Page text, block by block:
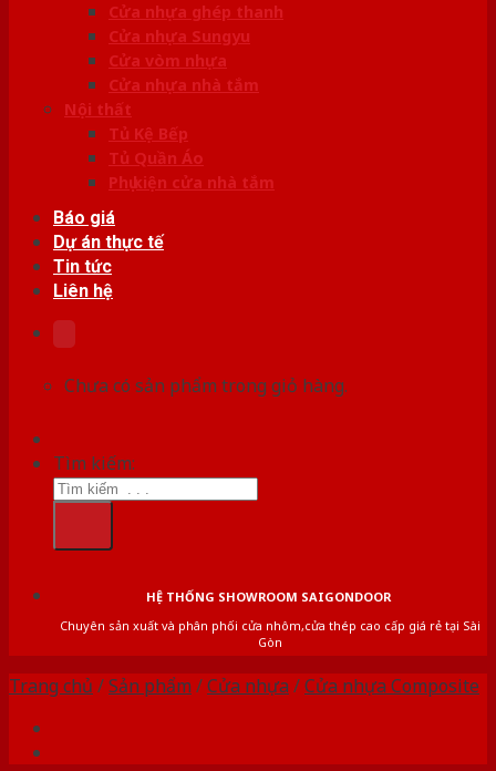
Cửa nhựa ghép thanh
Cửa nhựa Sungyu
Cửa vòm nhựa
Cửa nhựa nhà tắm
Nội thất
Tủ Kệ Bếp
Tủ Quần Áo
Phụ kiện cửa nhà tắm
Báo giá
Dự án thực tế
Tin tức
Liên hệ
Chưa có sản phẩm trong giỏ hàng.
Tìm kiếm:
HỆ THỐNG SHOWROOM SAIGONDOOR
Chuyên sản xuất và phân phối cửa nhôm,cửa thép cao cấp giá rẻ tại Sài
Gòn
Trang chủ /Sản phẩm /Cửa nhựa /Cửa nhựa Composite